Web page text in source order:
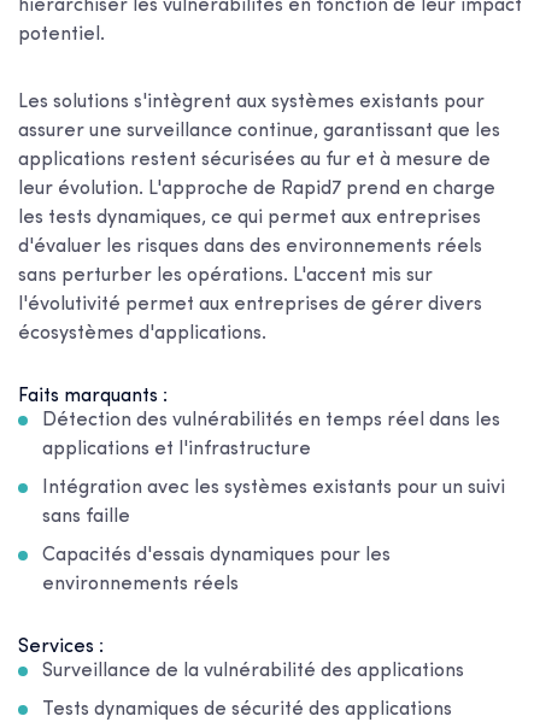
hiérarchiser les vulnérabilités en fonction de leur impact
potentiel.
Les solutions s'intègrent aux systèmes existants pour
assurer une surveillance continue, garantissant que les
applications restent sécurisées au fur et à mesure de
leur évolution. L'approche de Rapid7 prend en charge
les tests dynamiques, ce qui permet aux entreprises
d'évaluer les risques dans des environnements réels
sans perturber les opérations. L'accent mis sur
l'évolutivité permet aux entreprises de gérer divers
écosystèmes d'applications.
Faits marquants :
Détection des vulnérabilités en temps réel dans les
applications et l'infrastructure
Intégration avec les systèmes existants pour un suivi
sans faille
Capacités d'essais dynamiques pour les
environnements réels
Services :
Surveillance de la vulnérabilité des applications
Tests dynamiques de sécurité des applications